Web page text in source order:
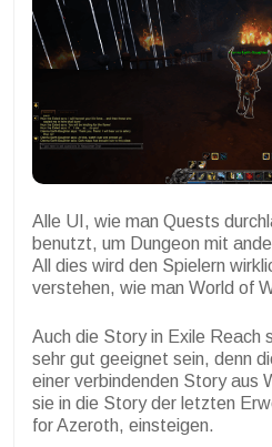
Alle UI, wie man Quests
benutzt, um Dungeon mit
All dies wird den Spielern
verstehen, wie man World of
Auch die Story in Exile Reach
sehr gut geeignet sein, denn
einer verbindenden Story aus
sie in die Story der letzten
for Azeroth, einsteigen.